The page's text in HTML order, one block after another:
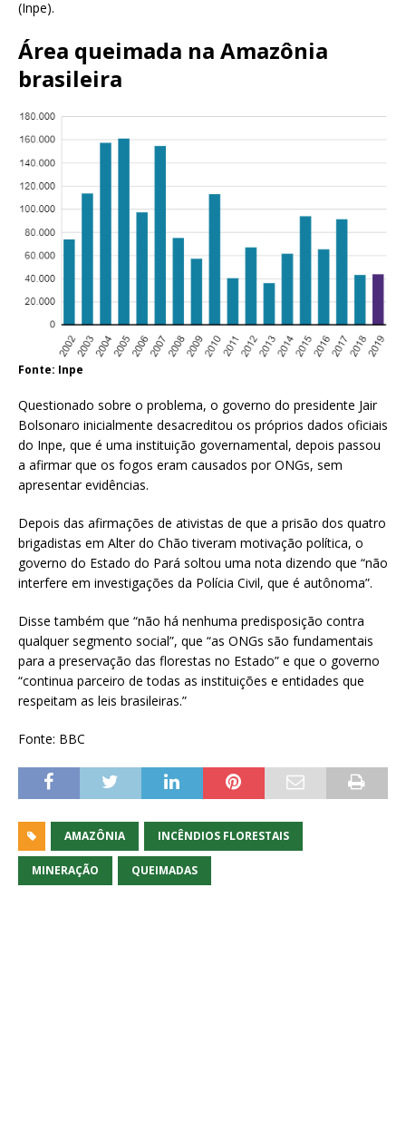
(Inpe).
Área queimada na Amazônia
brasileira
Fonte: Inpe
Questionado sobre o problema, o governo do presidente Jair
Bolsonaro inicialmente desacreditou os próprios dados oficiais
do Inpe, que é uma instituição governamental, depois passou
a afirmar que os fogos eram causados por ONGs, sem
apresentar evidências.
Depois das afirmações de ativistas de que a prisão dos quatro
brigadistas em Alter do Chão tiveram motivação política, o
governo do Estado do Pará soltou uma nota dizendo que “não
interfere em investigações da Polícia Civil, que é autônoma”.
Disse também que “não há nenhuma predisposição contra
qualquer segmento social”, que “as ONGs são fundamentais
para a preservação das florestas no Estado” e que o governo
“continua parceiro de todas as instituições e entidades que
respeitam as leis brasileiras.”
Fonte: BBC
AMAZÔNIA INCÊNDIOS FLORESTAIS
MINERAÇÃO QUEIMADAS